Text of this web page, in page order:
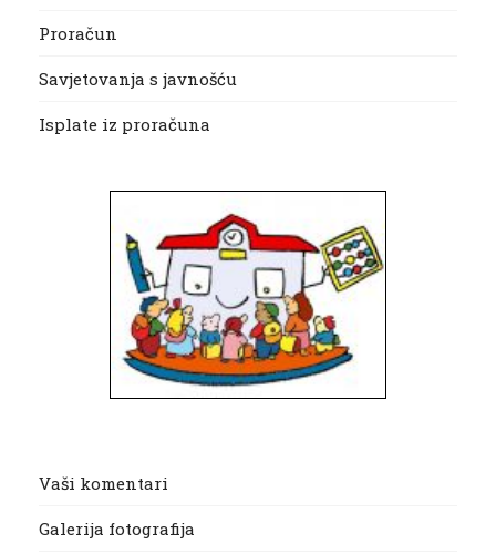
Proračun
Savjetovanja s javnošću
Isplate iz proračuna
Vaši komentari
Galerija fotografija